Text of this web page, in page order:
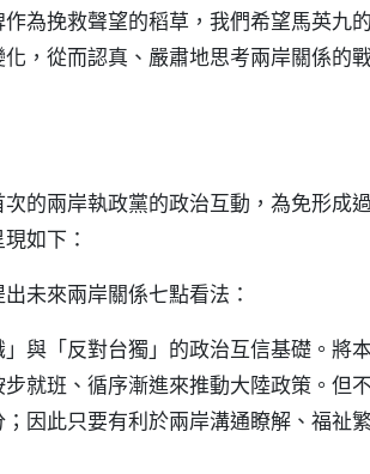
為挽救聲望的稻草，我們希望馬英九
，從而認真、嚴肅地思考兩岸關係的
的兩岸執政黨的政治互動，為免形成
如下：
未來兩岸關係七點看法：
與「反對台獨」的政治互信基礎。將
步就班、循序漸進來推動大陸政策。但
因此只要有利於兩岸溝通瞭解、福祉